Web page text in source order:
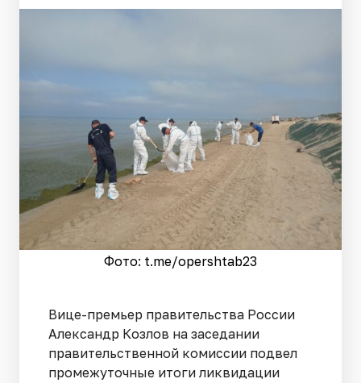
Фото: t.me/opershtab23
Вице-премьер правительства России
Александр Козлов на заседании
правительственной комиссии подвел
промежуточные итоги ликвидации